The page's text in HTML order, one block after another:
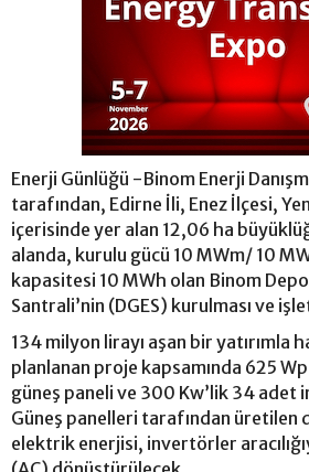
Enerji Günlüğü -Binom Enerji
tarafından, Edirne İli, Enez İlçesi,
içerisinde yer alan 12,06 ha
alanda, kurulu gücü 10 MWm/ 10
kapasitesi 10 MWh olan Binom
Santrali’nin (DGES) kurulması ve
134 milyon lirayı aşan bir yatırımla
planlanan proje kapsamında 625
güneş paneli ve 300 Kw’lik 34 adet
Güneş panelleri tarafından üretilen
elektrik enerjisi, invertörler